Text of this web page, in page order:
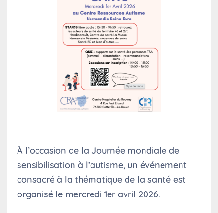
À l’occasion de la Journée mondiale de
sensibilisation à l’autisme, un événement
consacré à la thématique de la santé est
organisé le mercredi 1er avril 2026.